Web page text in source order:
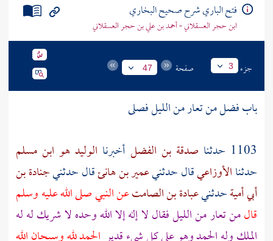
فتح الباري شرح صحيح البخاري
ابن حجر العسقلاني - أحمد بن علي بن حجر العسقلاني
جزء 3 صفحة 47
باب فضل من تعار من الليل فصلى
1103 حدثنا
صدقة بن الفضل أخبرنا الوليد هو ابن مسلم
حدثناالأوزاعيقال حدثنيعمير بن هانئقال حدثنيجنادة بن
أبي أميةحدثنيعبادة بن الصامتعن النبي صلى الله عليه وسلم
قالمن تعار من الليل فقال لا إله إلا الله وحده لا شريك له له